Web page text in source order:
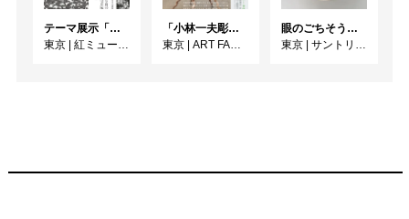
テーマ展示「型紙 KATAGAMI Collection」
東京
紅ミュージアム
「小林一夫彫刻展 木のイノチ 石のアソビ」
東京
ART FACTORY城南島
眼のごちそう 食器
東京
サントリー美術館